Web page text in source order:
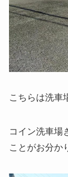
こちらは洗車
コイン洗車場
ことがお分か